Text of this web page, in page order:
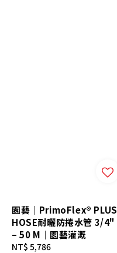
園藝｜PrimoFlex® PLUS
HOSE耐曬防捲水管 3/4"
– 50 M｜園藝灌溉
Regular
NT$ 5,786